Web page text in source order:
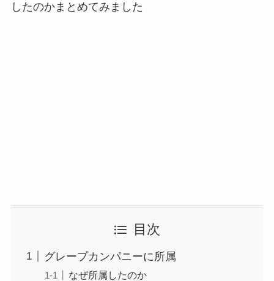
したのかまとめてみました
目次
グレープカンパニーに所属
なぜ所属したのか